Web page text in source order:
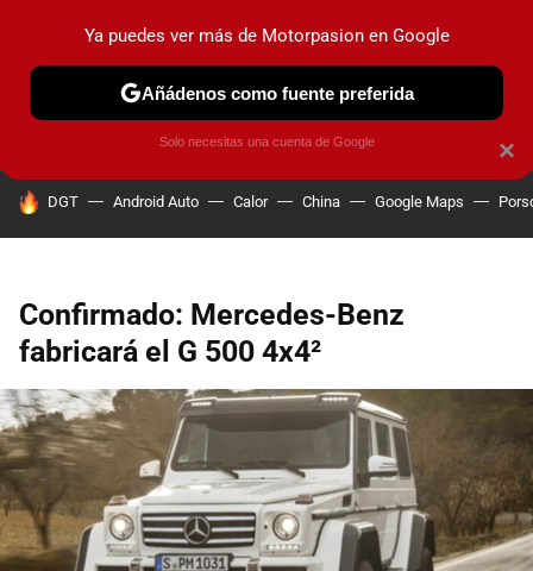
PRUEBAS COCHES ELÉCTRICOS OBSERVATORIO
HOY SE HABLA DE
DGT Android Auto Calor China Google Maps
Confirmado: Mercedes-Benz
fabricará el G 500 4x4²
×
Ya puedes ver más de Motorpasion en Google
Añádenos como fuente preferida
Solo necesitas una cuenta de Google